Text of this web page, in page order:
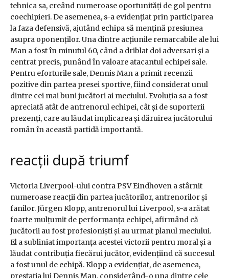
tehnica sa, creând numeroase oportunități de gol pentru
coechipieri. De asemenea, s-a evidențiat prin participarea
la faza defensivă, ajutând echipa să mențină presiunea
asupra oponenților. Una dintre acțiunile remarcabile ale lui
Man a fost în minutul 60, când a driblat doi adversari și a
centrat precis, punând în valoare atacantul echipei sale.
Pentru eforturile sale, Dennis Man a primit recenzii
pozitive din partea presei sportive, fiind considerat unul
dintre cei mai buni jucători ai meciului. Evoluția sa a fost
apreciată atât de antrenorul echipei, cât și de suporterii
prezenți, care au lăudat implicarea și dăruirea jucătorului
român în această partidă importantă.
reacții după triumf
Victoria Liverpool-ului contra PSV Eindhoven a stârnit
numeroase reacții din partea jucătorilor, antrenorilor și
fanilor. Jürgen Klopp, antrenorul lui Liverpool, s-a arătat
foarte mulțumit de performanța echipei, afirmând că
jucătorii au fost profesioniști și au urmat planul meciului.
El a subliniat importanța acestei victorii pentru moral și a
lăudat contribuția fiecărui jucător, evidențiind că succesul
a fost unul de echipă. Klopp a evidențiat, de asemenea,
prestația lui Dennis Man, considerând-o una dintre cele